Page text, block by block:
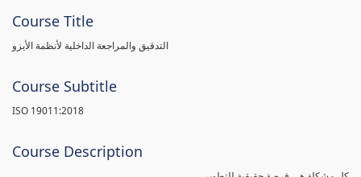
Course Title
التدقيق والمراجعة الداخلية لأنظمة الأيزو
Course Subtitle
ISO 19011:2018
Course Description